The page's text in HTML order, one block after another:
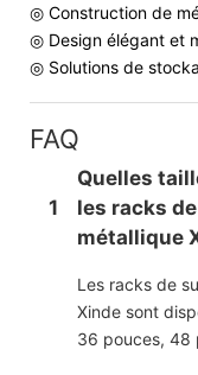
◎ Construction de
◎ Design élégant et
◎ Solutions de
FAQ
1
Quelles
les racks
métallique
Les racks de
Xinde sont
36 pouces, 48